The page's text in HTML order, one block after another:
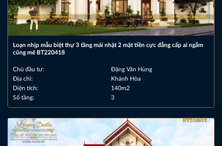
Loạn nhịp mẫu biệt thự 3 tầng mái nhật 2 mặt tiền cực đẳng cấp ai ngắm
cũng mê BT220418
Chủ đầu tư:
Đặng Văn Hùng
Địa chỉ:
Khánh Hòa
Diện tích:
140m2
Số tầng:
3